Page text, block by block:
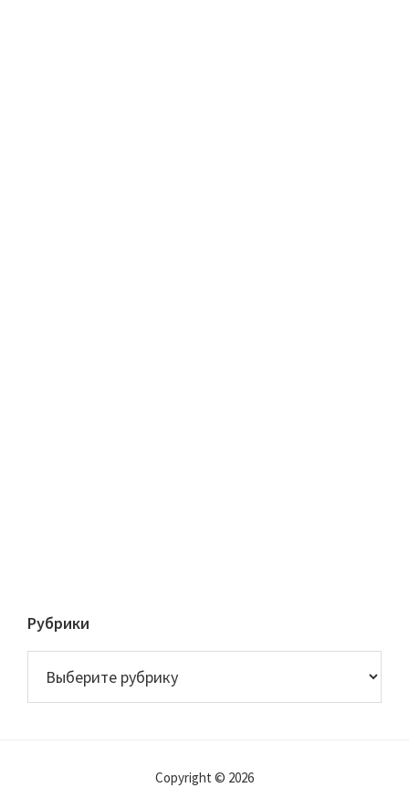
Рубрики
Copyright © 2026